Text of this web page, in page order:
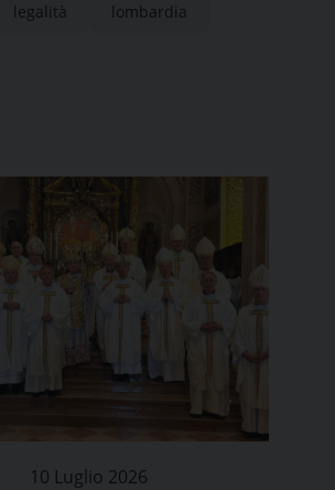
di sigarette
legalità lombardia
10 Luglio 2026